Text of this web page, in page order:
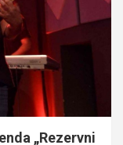
„Rezervni